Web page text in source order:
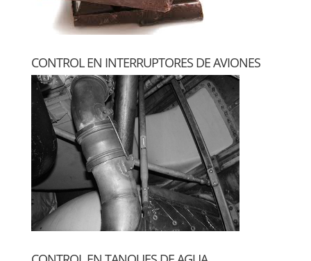
CONTROL EN INTERRUPTORES DE AVIONES